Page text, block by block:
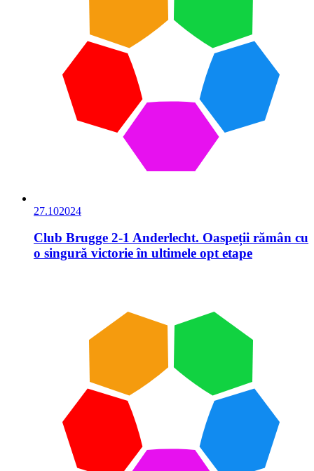
27.102024
Club Brugge 2-1 Anderlecht. Oaspeții rămân cu
o singură victorie în ultimele opt etape